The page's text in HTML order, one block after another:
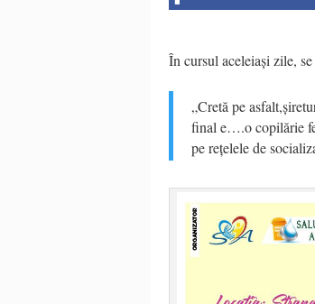
În cursul aceleiași zile,
„Cretă pe
final e….o copilărie
pe rețelele de